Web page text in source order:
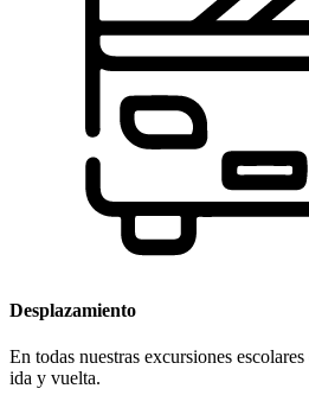
Desplazamiento
En todas nuestras excursiones
ida y vuelta.